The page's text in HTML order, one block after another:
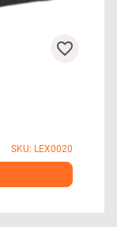
SKU: LEX0020